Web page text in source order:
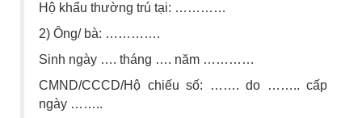
Hộ khẩu thường trú tại: …………
2) Ông/ bà: ………….
Sinh ngày …. tháng …. năm …………
CMND/CCCD/Hộ chiếu số: ……. do …….. cấp
ngày ……..